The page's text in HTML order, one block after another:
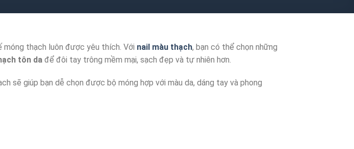
móng thạch luôn được yêu thích. Với nail màu thạch, bạn có thể chọn những
tôn da để đôi tay trông mềm mại, sạch đẹp và tự nhiên hơn.
sẽ giúp bạn dễ chọn được bộ móng hợp với màu da, dáng tay và phong